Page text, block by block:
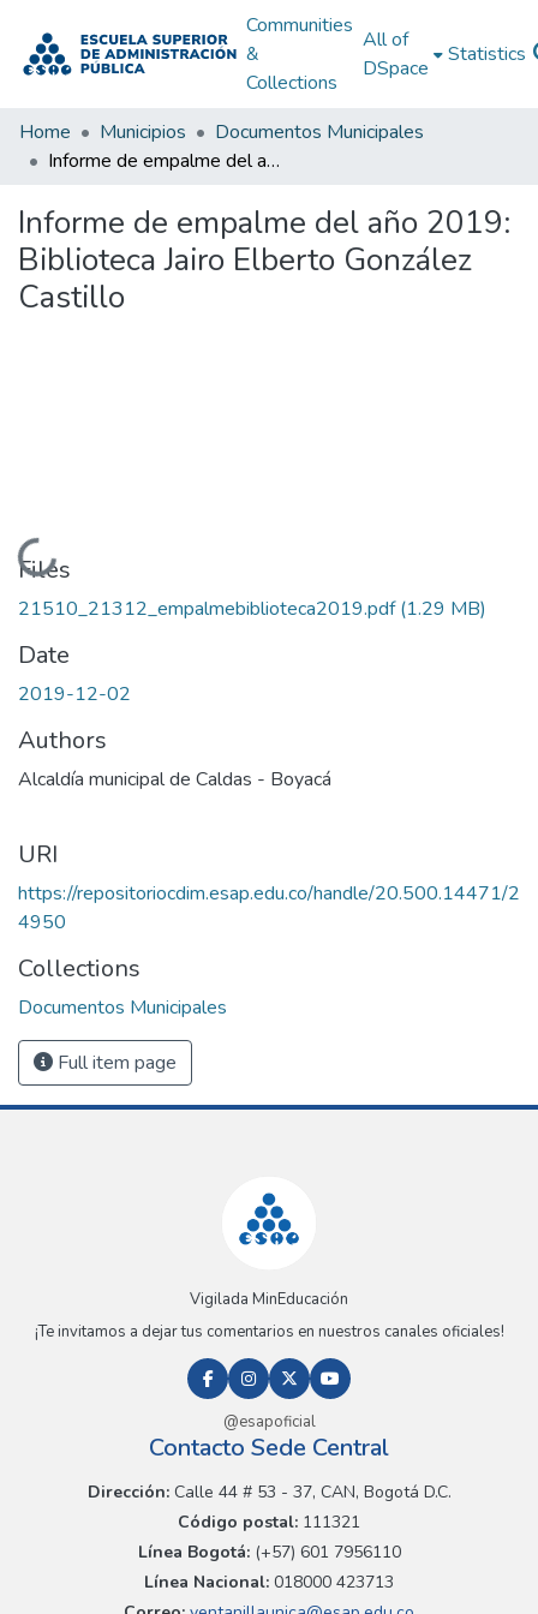
Communities
&
Collections
All of
DSpace
Statistics
Home Municipios
Documentos Municipales
Informe de empalme del año 2019: Biblioteca Jairo Elberto González Castillo
Informe de empalme del año 2019:
Biblioteca Jairo Elberto González
Castillo
Loading...
Files
21510_21312_empalmebiblioteca2019.pdf(1.29 MB)
Date
2019-12-02
Authors
Alcaldía municipal de Caldas - Boyacá
URI
https://repositoriocdim.esap.edu.co/handle/20.500.14471/2
4950
Collections
Documentos Municipales
Full item page
Vigilada MinEducación
¡Te invitamos a dejar tus comentarios en nuestros canales oficiales!
@esapoficial
Contacto Sede Central
Dirección:Calle 44 # 53 - 37, CAN, Bogotá D.C.
Código postal: 111321
Línea Bogotá:(+57) 601 7956110
Línea Nacional: 018000 423713